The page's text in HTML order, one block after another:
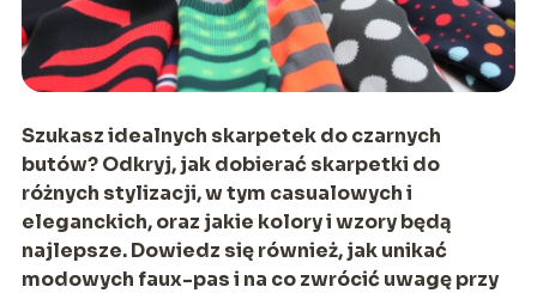
Szukasz idealnych skarpetek do czarnych
butów? Odkryj, jak dobierać skarpetki do
różnych stylizacji, w tym casualowych i
eleganckich, oraz jakie kolory i wzory będą
najlepsze. Dowiedz się również, jak unikać
modowych faux-pas i na co zwrócić uwagę przy